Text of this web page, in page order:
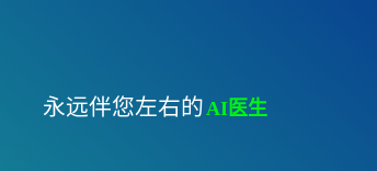
永远伴您左右的AI医生